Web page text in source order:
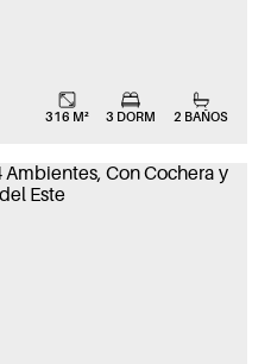
316 M² 3 DORM 2 BAÑOS